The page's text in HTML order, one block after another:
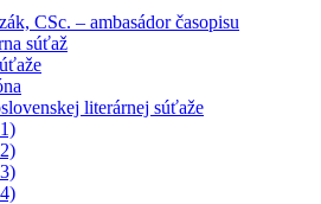
CSc. – ambasádor časopisu
súťaž
literárnej súťaže